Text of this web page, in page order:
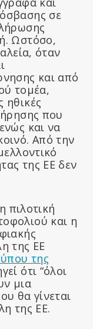
σε
Ωστόσο,
όταν
και από
τομέα,
ηθικές
που
και να
Από την
της ΕΕ δεν
πιλοτική
και η
της ΕΕ
της
ότι “όλοι
μια
θα γίνεται
της ΕΕ.